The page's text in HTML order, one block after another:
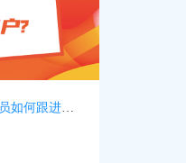
电缆销售如何找客户 销售人员如何跟进客户